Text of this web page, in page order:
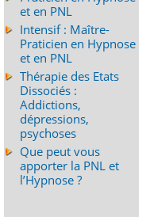
et en PNL
Intensif : Maître-
Praticien en Hypnose
et en PNL
Thérapie des Etats
Dissociés :
Addictions,
dépressions,
psychoses
Que peut vous
apporter la PNL et
l’Hypnose ?